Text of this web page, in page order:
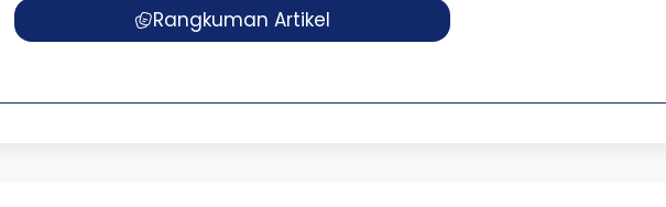
Rangkuman Artikel